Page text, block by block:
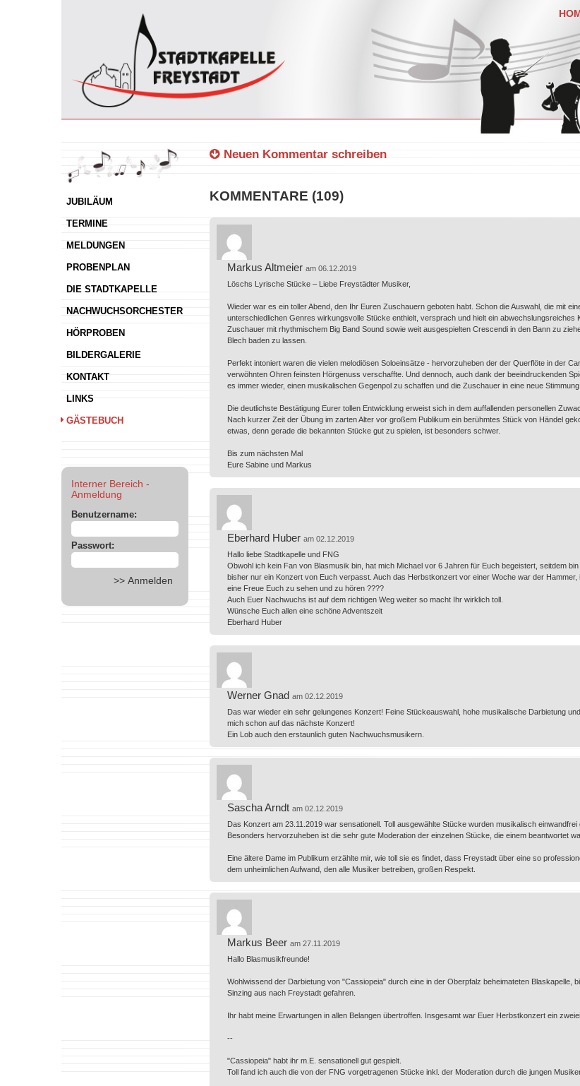
JUBILÄUM
TERMINE
MELDUNGEN
PROBENPLAN
DIE STADTKAPELLE
NACHWUCHSORCHESTER
HÖRPROBEN
BILDERGALERIE
KONTAKT
LINKS
GÄSTEBUCH
Interner Bereich -
Anmeldung
Benutzername:
Passwort:
Neuen Kommentar schreiben
KOMMENTARE (109)
Markus Altmeier am 06.12.2019
Löschs Lyrische Stücke – Liebe Freystädter Musiker,
Wieder war es ein toller Abend, den Ihr Euren Zuschauern geboten habt. Schon die Auswahl, die mit
unterschiedlichen Genres wirkungsvolle Stücke enthielt, versprach und hielt ein abwechslungsreiches
Zuschauer mit rhythmischem Big Band Sound sowie weit ausgespielten Crescendi in den Bann zu
Blech baden zu lassen.
Perfekt intoniert waren die vielen melodiösen Soloeinsätze - hervorzuheben der der Querflöte in der
verwöhnten Ohren feinsten Hörgenuss verschaffte. Und dennoch, auch dank der beeindruckenden
es immer wieder, einen musikalischen Gegenpol zu schaffen und die Zuschauer in eine neue
Die deutlichste Bestätigung Eurer tollen Entwicklung erweist sich in dem auffallenden personellen
Nach kurzer Zeit der Übung im zarten Alter vor großem Publikum ein berühmtes Stück von Händel
etwas, denn gerade die bekannten Stücke gut zu spielen, ist besonders schwer.
Bis zum nächsten Mal
Eure Sabine und Markus
Eberhard Huber am 02.12.2019
Hallo liebe Stadtkapelle und FNG
Obwohl ich kein Fan von Blasmusik bin, hat mich Michael vor 6 Jahren für Euch begeistert, seitdem
bisher nur ein Konzert von Euch verpasst. Auch das Herbstkonzert vor einer Woche war der
eine Freue Euch zu sehen und zu hören ????
Auch Euer Nachwuchs ist auf dem richtigen Weg weiter so macht Ihr wirklich toll.
Wünsche Euch allen eine schöne Adventszeit
Eberhard Huber
Werner Gnad am 02.12.2019
Das war wieder ein sehr gelungenes Konzert! Feine Stückeauswahl, hohe musikalische Darbietung
mich schon auf das nächste Konzert!
Ein Lob auch den erstaunlich guten Nachwuchsmusikern.
Sascha Arndt am 02.12.2019
Das Konzert am 23.11.2019 war sensationell. Toll ausgewählte Stücke wurden musikalisch
Besonders hervorzuheben ist die sehr gute Moderation der einzelnen Stücke, die einem beantwortet
Eine ältere Dame im Publikum erzählte mir, wie toll sie es findet, dass Freystadt über eine so
dem unheimlichen Aufwand, den alle Musiker betreiben, großen Respekt.
Markus Beer am 27.11.2019
Hallo Blasmusikfreunde!
Wohlwissend der Darbietung von "Cassiopeia" durch eine in der Oberpfalz beheimateten Blaskapelle,
Sinzing aus nach Freystadt gefahren.
Ihr habt meine Erwartungen in allen Belangen übertroffen. Insgesamt war Euer Herbstkonzert ein
--
"Cassiopeia" habt ihr m.E. sensationell gut gespielt.
Toll fand ich auch die von der FNG vorgetragenen Stücke inkl. der Moderation durch die jungen